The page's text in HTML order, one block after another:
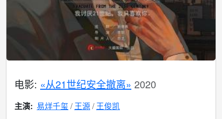
电影: «从21世纪安全撤离» 2020
主演: 易烊千玺 王源 王俊凯